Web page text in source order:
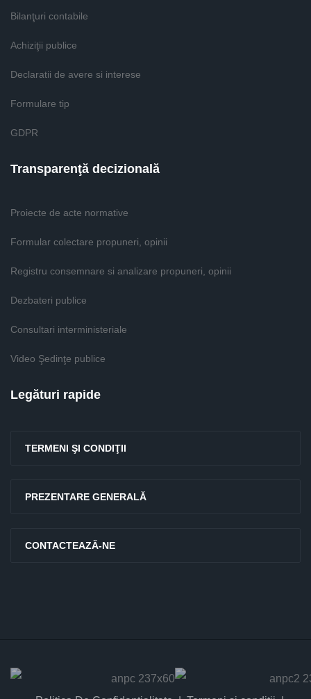
Bilanţuri contabile
Achiziţii publice
Declaratii de avere si interese
Formulare tip
GDPR
Transparenţă decizională
Proiecte de acte normative
Formular colectare propuneri, opinii
Registru consemnare si analizare propuneri, opinii
Dezbateri publice
Consultari interministeriale
Video Şedinţe publice
Legături rapide
TERMENI ŞI CONDIŢII
PREZENTARE GENERALĂ
CONTACTEAZĂ-NE